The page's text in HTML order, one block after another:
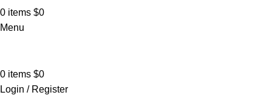
0 items $0
Menu
0 items $0
Login / Register